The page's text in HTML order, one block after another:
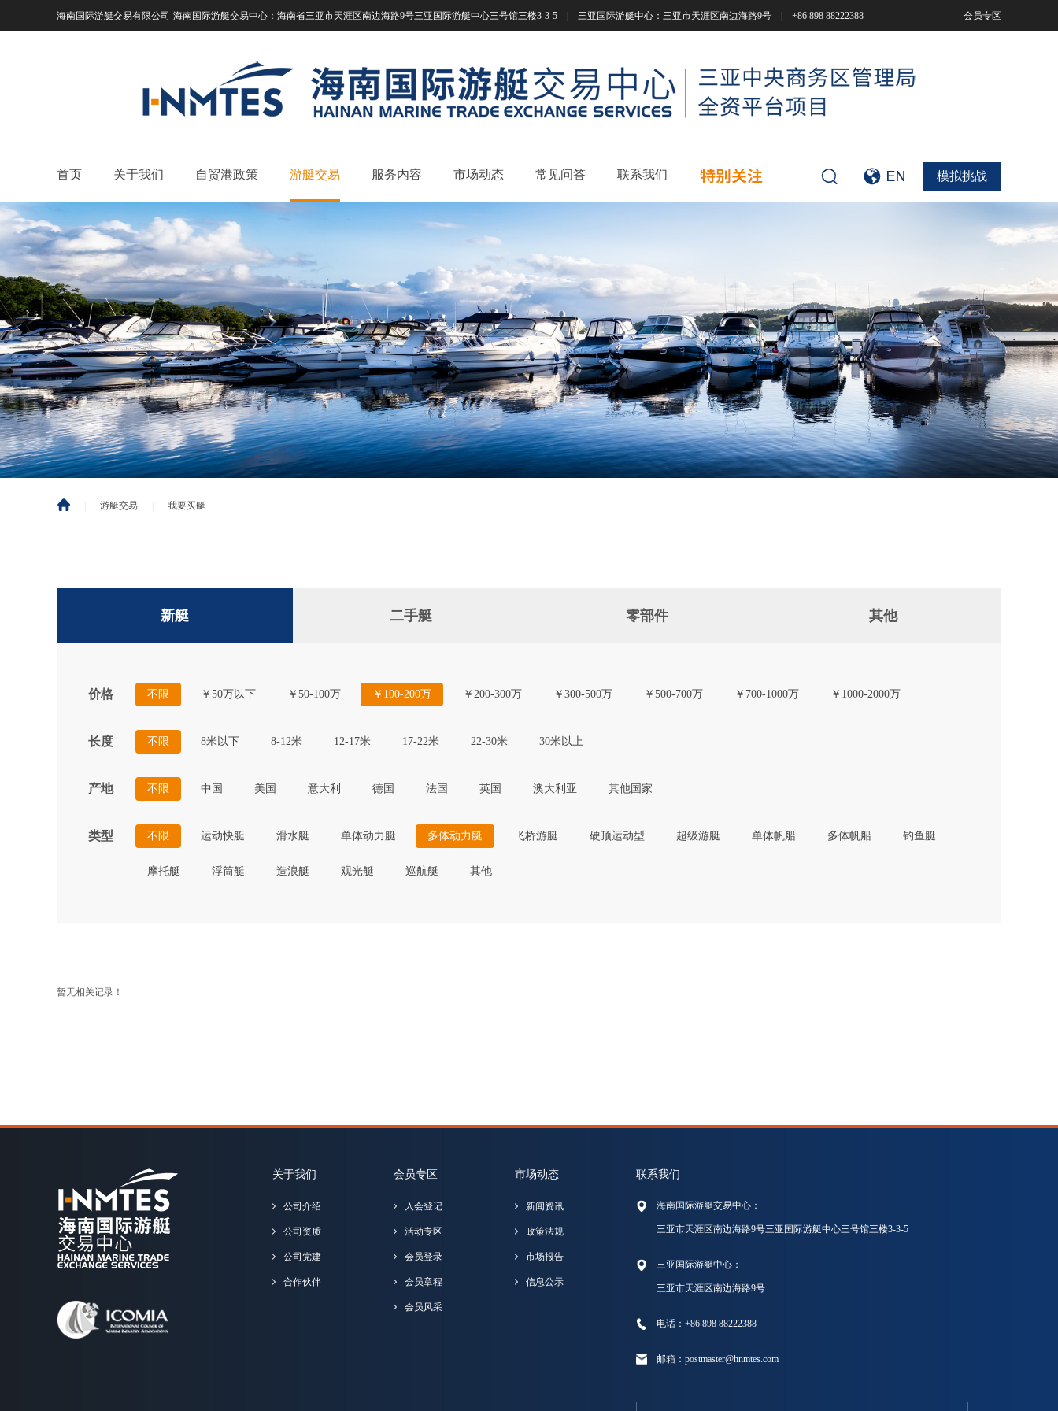
海南国际游艇交易有限公司-海南国际游艇交易中心： 海南省三亚市天涯区南边海路9号三亚国际游艇中心三号馆三楼3-3-5 | 三亚国际游艇中心：三亚市天涯区南边海路9号 | +86 898 88222388 会员专区
模拟挑战
首页 关于我们 自贸港政策 游艇交易 服务内容 市场动态 常见问答 联系我们
游艇交易 我要买艇
新艇 二手艇 零部件 其他
价格 不限 ￥50万以下 ￥50-100万 ￥100-200万 ￥200-300万 ￥300-500万 ￥500-700万 ￥700-1000万 ￥1000-2000万
长度 不限 8米以下 8-12米 12-17米 17-22米 22-30米 30米以上
产地 不限 中国 美国 意大利 德国 法国 英国 澳大利亚 其他国家
类型 不限 运动快艇 滑水艇 单体动力艇 多体动力艇 飞桥游艇 硬顶运动型 超级游艇 单体帆船 多体帆船 钓鱼艇
摩托艇 浮筒艇 造浪艇 观光艇 巡航艇 其他
暂无相关记录！
关于我们
公司介绍
公司资质
公司党建
合作伙伴
会员专区
入会登记
活动专区
会员登录
会员章程
会员风采
市场动态
新闻资讯
政策法规
市场报告
信息公示
联系我们
海南国际游艇交易中心：
三亚市天涯区南边海路9号三亚国际游艇中心三号馆三楼3-3-5
三亚国际游艇中心：
三亚市天涯区南边海路9号
电话：+86 898 88222388
邮箱：postmaster@hnmtes.com